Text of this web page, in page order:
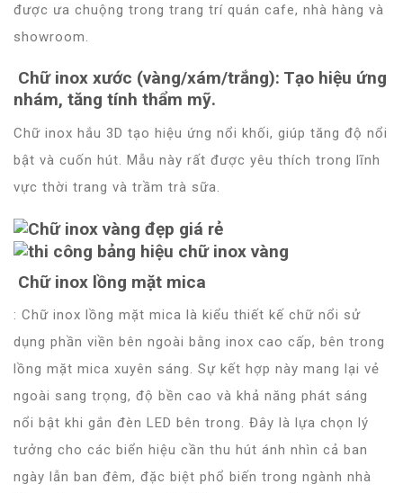
được ưa chuộng trong trang trí quán cafe, nhà hàng và
showroom.
Chữ inox xước (vàng/xám/trắng): Tạo hiệu ứng
nhám, tăng tính thẩm mỹ.
Chữ inox hắu 3D tạo hiệu ứng nổi khối, giúp tăng độ nổi
bật và cuốn hút. Mẫu này rất được yêu thích trong lĩnh
vực thời trang và trầm trà sữa.
Chữ inox lồng mặt mica
: Chữ inox lồng mặt mica là kiểu thiết kế chữ nổi sử
dụng phần viền bên ngoài bằng inox cao cấp, bên trong
lồng mặt mica xuyên sáng. Sự kết hợp này mang lại vẻ
ngoài sang trọng, độ bền cao và khả năng phát sáng
nổi bật khi gắn đèn LED bên trong. Đây là lựa chọn lý
tưởng cho các biển hiệu cần thu hút ánh nhìn cả ban
ngày lẫn ban đêm, đặc biệt phổ biến trong ngành nhà